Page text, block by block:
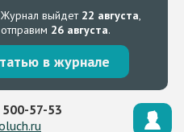
Журнал выйдет 22 августа,
26 августа.
в журнале
500-57-53